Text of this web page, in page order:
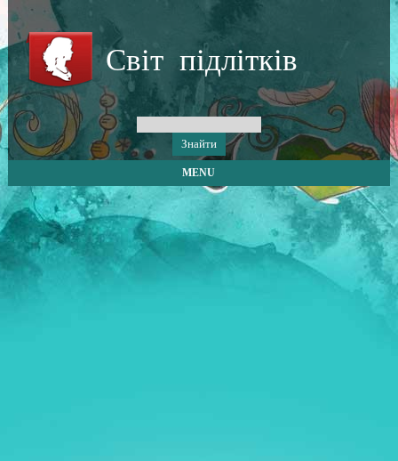
Світ підлітків
MENU